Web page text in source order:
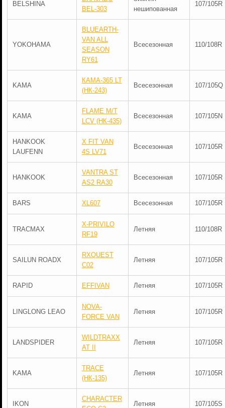
BELSHINA
BEL-303
нешипованная
107/105R
YOKOHAMA
BLUEARTH-
VAN ALL
SEASON
RY61
Всесезонная 110/108R
KAMA
КАМА-365 LT
(НК-243)
Всесезонная 107/105Q
KAMA
FLAME M/T
LCV (НК-435)
Всесезонная 107/105N
HANKOOK
LAUFENN
X FIT VAN
4S LV71
Всесезонная 107/105R
HANKOOK
VANTRA ST
AS2 RA30
Всесезонная 107/105R
BARS XL607 Всесезонная 107/105R
TRACMAX
X-PRIVILO
RF19
Летняя 110/108R
SAILUN ROADX
RXQUEST
C02
Летняя 107/105R
RAPID EFFIVAN Летняя 107/105R
LINGLONG LEAO
NOVA-
FORCE VAN
Летняя 107/105R
LANDSPIDER
WILDTRAXX
AT II
Летняя 107/105R
KAMA
TRACE
(НК-135)
Летняя 107/105R
IKON
CHARACTER
Летняя 107/105S